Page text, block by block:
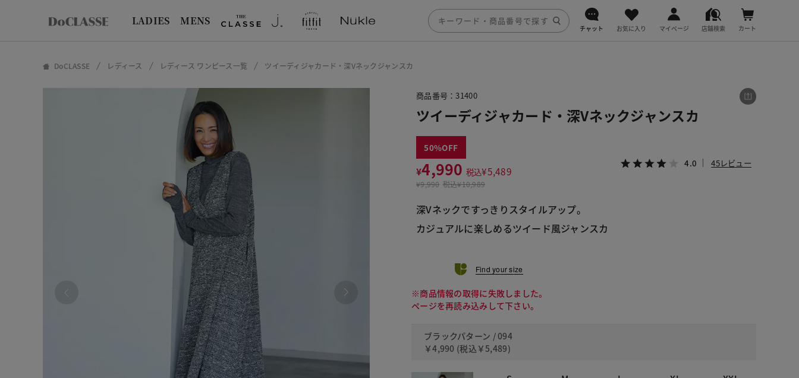
LADIES MENS
チャット お気に入り マイページ 店舗検索
fitfit
カート
DoCLASSE レディース レディース ワンピース一覧 ツイーディジャカード・深Vネックジャンスカ
商品番号：31400
ツイーディジャカード・深Vネックジャンスカ
50
¥4,990 税込¥5,489
¥9,990 税込¥10,989
4.0 45レビュー
深Vネックですっきりスタイルアップ。
カジュアルに楽しめるツイード風ジャンスカ
Find your size
※商品情報の取得に失敗しました。
ページを再読み込みして下さい。
ブラックパターン / 094
￥4,990 (税込 ￥5,489)